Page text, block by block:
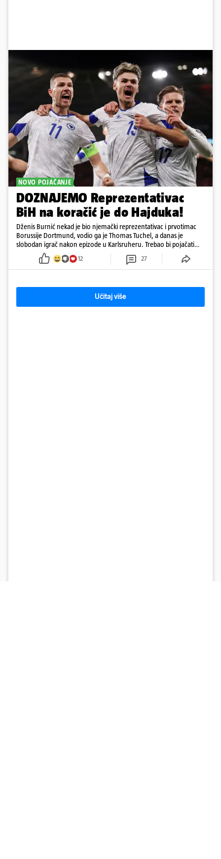
NOVO POJAČANJE
DOZNAJEMO Reprezentativac
BiH na koračić je do Hajduka!
Dženis Burnić nekad je bio njemački reprezentativac i prvotimac
Borussije Dortmund, vodio ga je Thomas Tuchel, a danas je
slobodan igrač nakon epizode u Karlsruheru. Trebao bi pojačati
konkurenciju u veznom redu
12 27
Učitaj više